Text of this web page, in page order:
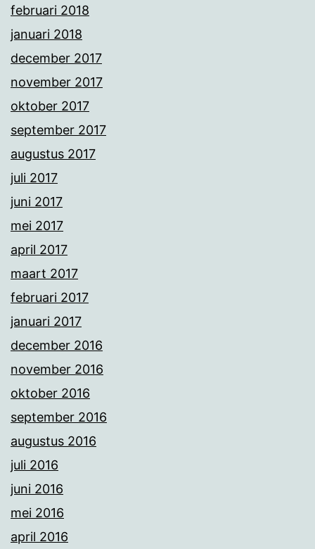
februari 2018
januari 2018
december 2017
november 2017
oktober 2017
september 2017
augustus 2017
juli 2017
juni 2017
mei 2017
april 2017
maart 2017
februari 2017
januari 2017
december 2016
november 2016
oktober 2016
september 2016
augustus 2016
juli 2016
juni 2016
mei 2016
april 2016